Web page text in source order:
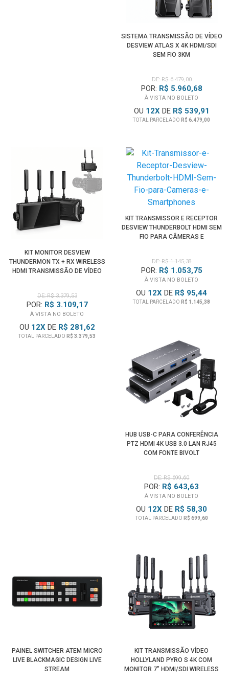
SISTEMA TRANSMISSÃO DE VÍDEO
DESVIEW ATLAS X 4K HDMI/SDI
SEM FIO 3KM
DE: R$ 6.479,00
POR: R$ 5.960,68
À VISTA NO BOLETO
OU 12XDE R$ 539,91
TOTAL PARCELADO R$ 6.479,00
KIT MONITOR DESVIEW
THUNDERMON TX + RX WIRELESS
HDMI TRANSMISSÃO DE VÍDEO
DE: R$ 3.379,53
POR: R$ 3.109,17
À VISTA NO BOLETO
OU 12XDE R$ 281,62
TOTAL PARCELADO R$ 3.379,53
KIT TRANSMISSOR E RECEPTOR
DESVIEW THUNDERBOLT HDMI SEM
FIO PARA CÂMERAS E
DE: R$ 1.145,38
POR: R$ 1.053,75
À VISTA NO BOLETO
OU 12X DE R$ 95,44
TOTAL PARCELADO R$ 1.145,38
HUB USB-C PARA CONFERÊNCIA
PTZ HDMI 4K USB 3.0 LAN RJ45
COM FONTE BIVOLT
DE: R$ 699,60
POR: R$ 643,63
À VISTA NO BOLETO
OU 12X DE R$ 58,30
TOTAL PARCELADO R$ 699,60
PAINEL SWITCHER ATEM MICRO
LIVE BLACKMAGIC DESIGN LIVE
STREAM
KIT TRANSMISSÃO VÍDEO
HOLLYLAND PYRO S 4K COM
MONITOR 7" HDMI/SDI WIRELESS